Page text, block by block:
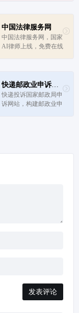
务，为业主和租客提供
高品质房屋托管、租房
产品和综合生活服务，
中国法律服务网
中国法律服务网，国家
AI律师上线，免费在线
快递投诉国家邮政局申
诉网站，构建邮政业申
发表评论